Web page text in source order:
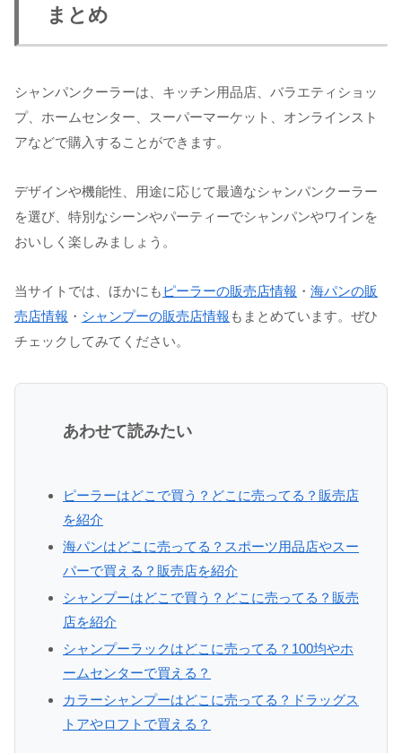
まとめ
シャンパンクーラーは、キッチン用品店、バラエティショッ
プ、ホームセンター、スーパーマーケット、オンラインスト
アなどで購入することができます。
デザインや機能性、用途に応じて最適なシャンパンクーラー
を選び、特別なシーンやパーティーでシャンパンやワインを
おいしく楽しみましょう。
当サイトでは、ほかにも ピーラーの販売店情報 ・ 海パンの販
売店情報 ・ シャンプーの販売店情報 もまとめています。ぜひ
チェックしてみてください。
あわせて読みたい
ピーラーはどこで買う？どこに売ってる？販売店
を紹介
海パンはどこに売ってる？スポーツ用品店やスー
パーで買える？販売店を紹介
シャンプーはどこで買う？どこに売ってる？販売
店を紹介
シャンプーラックはどこに売ってる？100均やホ
ームセンターで買える？
カラーシャンプーはどこに売ってる？ドラッグス
トアやロフトで買える？